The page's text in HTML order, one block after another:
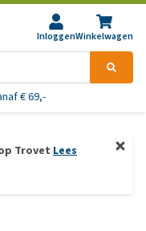
InloggenWinkelwagen
€ 69,-
Trovet Lees